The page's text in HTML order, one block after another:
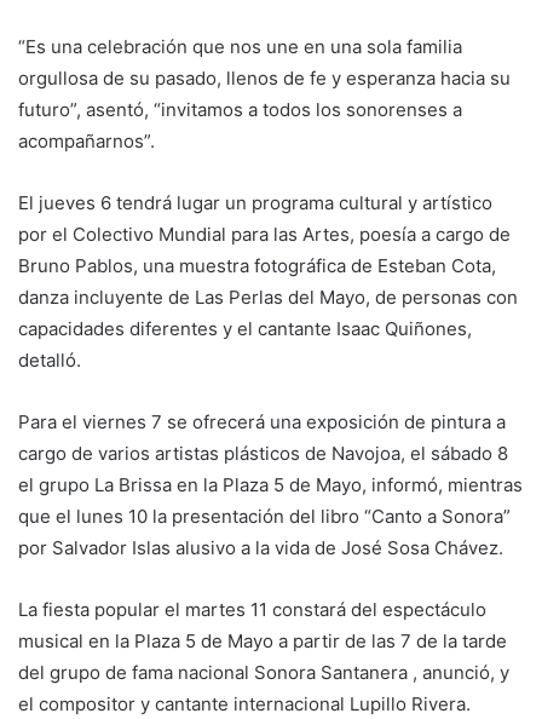
“Es una celebración que nos une en una sola familia
orgullosa de su pasado, llenos de fe y esperanza hacia su
futuro”, asentó, “invitamos a todos los sonorenses a
acompañarnos”.
El jueves 6 tendrá lugar un programa cultural y artístico
por el Colectivo Mundial para las Artes, poesía a cargo de
Bruno Pablos, una muestra fotográfica de Esteban Cota,
danza incluyente de Las Perlas del Mayo, de personas con
capacidades diferentes y el cantante Isaac Quiñones,
detalló.
Para el viernes 7 se ofrecerá una exposición de pintura a
cargo de varios artistas plásticos de Navojoa, el sábado 8
el grupo La Brissa en la Plaza 5 de Mayo, informó, mientras
que el lunes 10 la presentación del libro “Canto a Sonora”
por Salvador Islas alusivo a la vida de José Sosa Chávez.
La fiesta popular el martes 11 constará del espectáculo
musical en la Plaza 5 de Mayo a partir de las 7 de la tarde
del grupo de fama nacional Sonora Santanera , anunció, y
el compositor y cantante internacional Lupillo Rivera.